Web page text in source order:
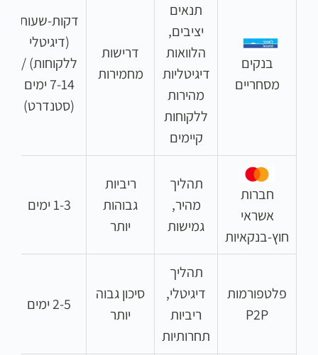
בנקים
מסחריים
תנאים
יציבים,
הלוואות
דיגיטליות
מהירות
ללקוחות
קיימים
דרישות
מחמירות
דקות-שעות
(דיגיטלי
ללקוחות) /
7-14 ימים
(סטנדרט)
חברות
אשראי
חוץ-בנקאיות
תהליך
מהיר,
גמישות
ריביות
גבוהות
יותר
1-3 ימים
פלטפורמות
P2P
תהליך
דיגיטלי,
ריביות
תחרותיות
סיכון גבוה
יותר
2-5 ימים